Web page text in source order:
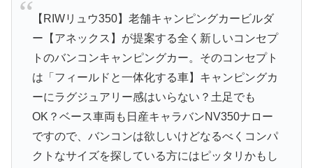
【RIWリュウ350】老舗キャンピングカービルダ
ー【アネックス】が提案する全く新しいコンセプ
トのバンコンキャンピングカー。そのコンセプト
は「フィールドと一体化する車】キャンピングカ
ーにラグジュアリー感はいらない？土足でも
OK？ベース車両も日産キャラバンNV350ナロー
ですので、バンコンは欲しいけどなるべくコンパ
クトなサイズを探している方にはピッタリかもし